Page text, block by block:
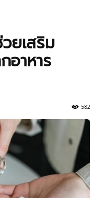
ยเสริม
อาหาร
582